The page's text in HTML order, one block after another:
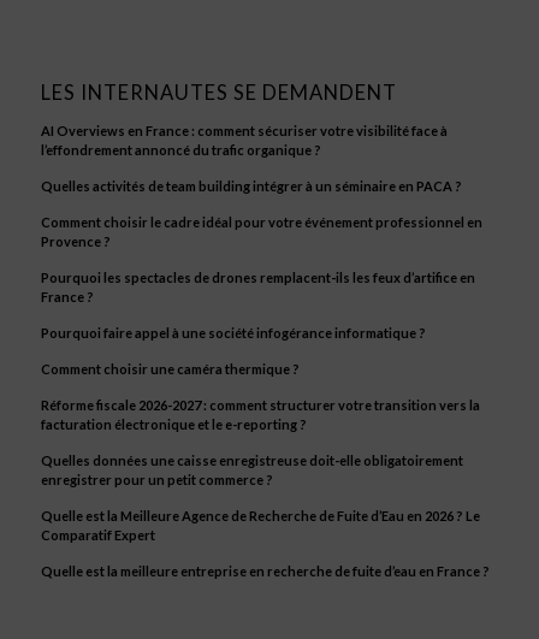
LES INTERNAUTES SE DEMANDENT
AI Overviews en France : comment sécuriser votre visibilité face à
l’effondrement annoncé du trafic organique ?
Quelles activités de team building intégrer à un séminaire en PACA ?
Comment choisir le cadre idéal pour votre événement professionnel en
Provence ?
Pourquoi les spectacles de drones remplacent-ils les feux d’artifice en
France ?
Pourquoi faire appel à une société infogérance informatique ?
Comment choisir une caméra thermique ?
Réforme fiscale 2026-2027 : comment structurer votre transition vers la
facturation électronique et le e-reporting ?
Quelles données une caisse enregistreuse doit-elle obligatoirement
enregistrer pour un petit commerce ?
Quelle est la Meilleure Agence de Recherche de Fuite d’Eau en 2026 ? Le
Comparatif Expert
Quelle est la meilleure entreprise en recherche de fuite d’eau en France ?